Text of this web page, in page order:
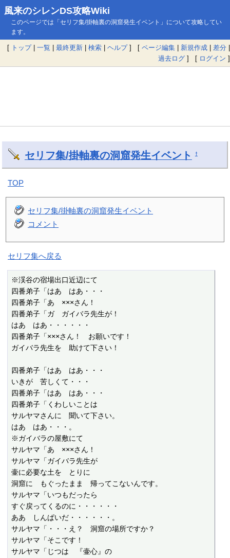
風来のシレンDS攻略Wiki
このページでは「セリフ集/掛軸裏の洞窟発生イベント」について攻略してい
ます。
[ トップ| 一覧 | 最終更新 | 検索 | ヘルプ] [ ページ編集 | 新規作成 | 差分 |
過去ログ ] [ ログイン ]
セリフ集/掛軸裏の洞窟発生イベント †
TOP
セリフ集/掛軸裏の洞窟発生イベント
コメント
セリフ集へ戻る
※渓谷の宿場出口近辺にて
四番弟子「はあ　はあ・・・
四番弟子「あ　×××さん！
四番弟子「ガ　ガイバラ先生が！
はあ　はあ・・・・・・
四番弟子「×××さん！　お願いです！
ガイバラ先生を　助けて下さい！
四番弟子「はあ　はあ・・・
いきが　苦しくて・・・
四番弟子「はあ　はあ・・・
四番弟子「くわしいことは
サルヤマさんに　聞いて下さい。
はあ　はあ・・・。
※ガイバラの屋敷にて
サルヤマ「あ　×××さん！
サルヤマ「ガイバラ先生が
壷に必要な土を　とりに
洞窟に　もぐったまま　帰ってこないんです。
サルヤマ「いつもだったら
すぐ戻ってくるのに・・・・・・
ああ　しんぱいだ・・・・・・。
サルヤマ「・・・え？　洞窟の場所ですか？
サルヤマ「そこです！
サルヤマ「じつは　『壷心』の